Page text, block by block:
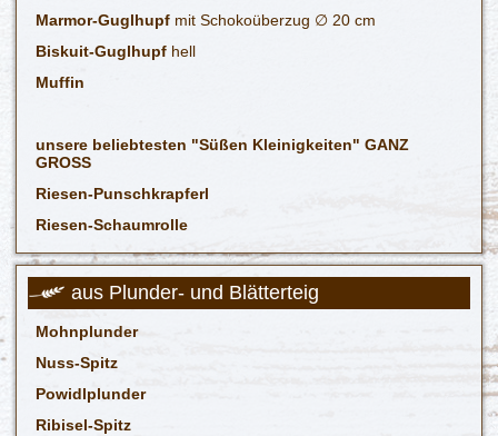
Marmor-Guglhupf mit Schokoüberzug ∅ 20 cm
Biskuit-Guglhupf hell
Muffin
unsere beliebtesten "Süßen Kleinigkeiten" GANZ
GROSS
Riesen-Punschkrapferl
Riesen-Schaumrolle
aus Plunder- und Blätterteig
Mohnplunder
Nuss-Spitz
Powidlplunder
Ribisel-Spitz